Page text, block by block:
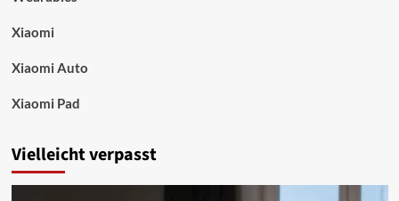
Xiaomi
Xiaomi Auto
Xiaomi Pad
Vielleicht verpasst